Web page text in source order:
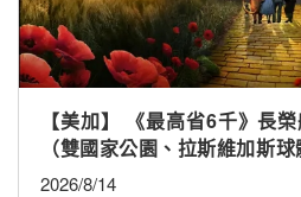
【美加】 《最高省6千》長
（雙國家公園、拉斯維加斯
峽谷雙奇觀、環球影城）
2026/8/14